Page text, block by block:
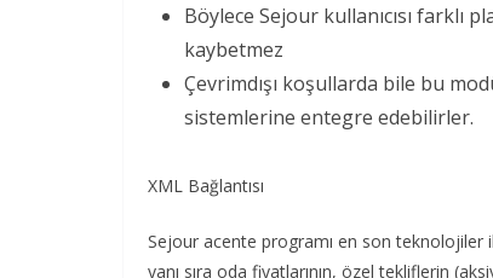
Böylece Sejour kullanıcısı farklı
kaybetmez
Çevrimdışı koşullarda bile bu
sistemlerine entegre edebilirler.
XML Bağlantısı
Sejour acente programı en son teknolojiler
yanı sıra oda fiyatlarının, özel tekliflerin